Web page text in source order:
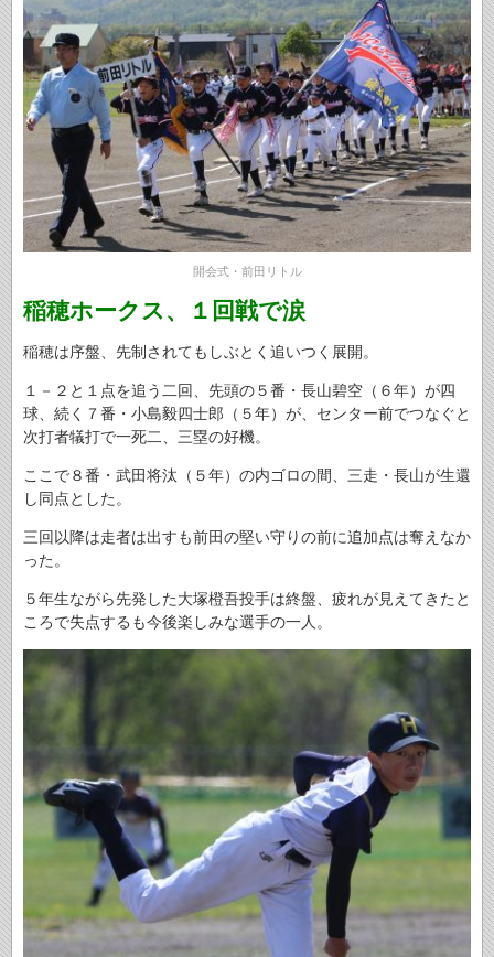
開会式・前田リトル
稲穂ホークス、１回戦で涙
稲穂は序盤、先制されてもしぶとく追いつく展開。
１－２と１点を追う二回、先頭の５番・長山碧空（６年）が四
球、続く７番・小島毅四士郎（５年）が、センター前でつなぐと
次打者犠打で一死二、三塁の好機。
ここで８番・武田将汰（５年）の内ゴロの間、三走・長山が生還
し同点とした。
三回以降は走者は出すも前田の堅い守りの前に追加点は奪えなか
った。
５年生ながら先発した大塚橙吾投手は終盤、疲れが見えてきたと
ころで失点するも今後楽しみな選手の一人。